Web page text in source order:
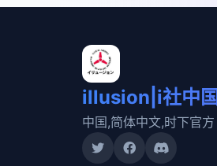
illusion|i社中国
中国,简体中文,时下官方